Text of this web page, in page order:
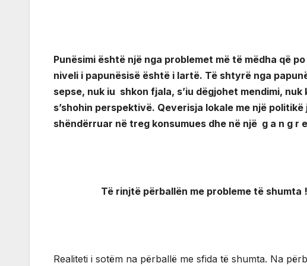
Punësimi është një nga problemet më të mëdha që
niveli i papunësisë është i lartë. Të shtyrë nga
sepse, nuk iu shkon fjala, s’iu dëgjohet mendimi,
s’shohin perspektivë. Qeverisja lokale me një
shëndërruar në treg konsumues dhe në një g a n g r
Të rinjtë përballën me probleme të shumta !
Realiteti i sotëm na përballë me sfida të shumta. Na